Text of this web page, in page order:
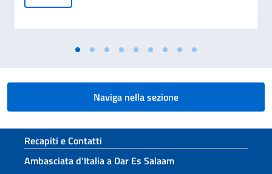
Naviga nella sezione
Sezione footer
Recapiti e Contatti
Ambasciata d’Italia a Dar Es Salaam